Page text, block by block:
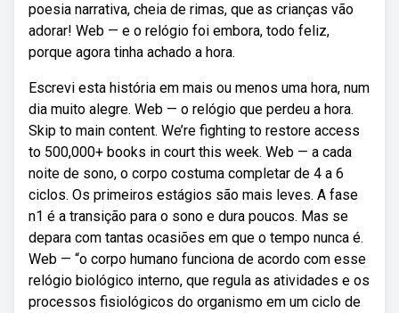
poesia narrativa, cheia de rimas, que as crianças vão
adorar! Web — e o relógio foi embora, todo feliz,
porque agora tinha achado a hora.
Escrevi esta história em mais ou menos uma hora, num
dia muito alegre. Web — o relógio que perdeu a hora.
Skip to main content. We’re fighting to restore access
to 500,000+ books in court this week. Web — a cada
noite de sono, o corpo costuma completar de 4 a 6
ciclos. Os primeiros estágios são mais leves. A fase
n1 é a transição para o sono e dura poucos. Mas se
depara com tantas ocasiões em que o tempo nunca é.
Web — “o corpo humano funciona de acordo com esse
relógio biológico interno, que regula as atividades e os
processos fisiológicos do organismo em um ciclo de